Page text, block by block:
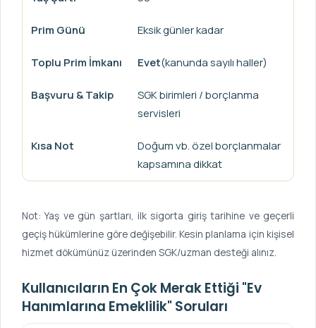
Eksik günler kadar
Evet(kanunda sayılı haller)
SGK birimleri / borçlanma
servisleri
Doğum vb. özel borçlanmalar
kapsamına dikkat
Not: Yaş ve gün şartları, ilk sigorta giriş tarihine ve geçerli
geçiş hükümlerine göre değişebilir. Kesin planlama için kişisel
hizmet dökümünüz üzerinden SGK/uzman desteği alınız.
Kullanıcıların En Çok Merak Ettiği "Ev
Hanımlarına Emeklilik" Soruları